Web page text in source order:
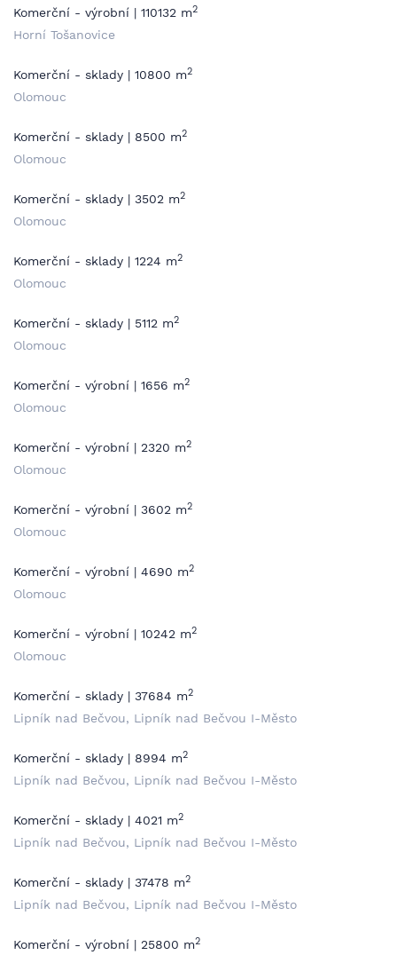
Komerční - výrobní | 110132 m2
Horní Tošanovice
Komerční - sklady | 10800 m2
Olomouc
Komerční - sklady | 8500 m2
Olomouc
Komerční - sklady | 3502 m2
Olomouc
Komerční - sklady | 1224 m2
Olomouc
Komerční - sklady | 5112 m2
Olomouc
Komerční - výrobní | 1656 m2
Olomouc
Komerční - výrobní | 2320 m2
Olomouc
Komerční - výrobní | 3602 m2
Olomouc
Komerční - výrobní | 4690 m2
Olomouc
Komerční - výrobní | 10242 m2
Olomouc
Komerční - sklady | 37684 m2
Lipník nad Bečvou, Lipník nad Bečvou I-Město
Komerční - sklady | 8994 m2
Lipník nad Bečvou, Lipník nad Bečvou I-Město
Komerční - sklady | 4021 m2
Lipník nad Bečvou, Lipník nad Bečvou I-Město
Komerční - sklady | 37478 m2
Lipník nad Bečvou, Lipník nad Bečvou I-Město
Komerční - výrobní | 25800 m2